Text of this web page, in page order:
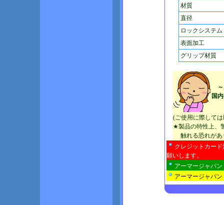
材質
直径
ロックシステム
表面加工
グリップ材質
～
国
(ご使用に際して
★製品の特性上、
触れる恐れがあ
クレジットカー
願いします。
アーマージャパ
アーマージャパ